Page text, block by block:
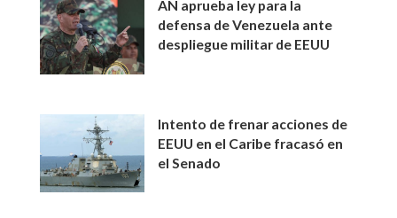
AN aprueba ley para la
defensa de Venezuela ante
despliegue militar de EEUU
Intento de frenar acciones de
EEUU en el Caribe fracasó en
el Senado